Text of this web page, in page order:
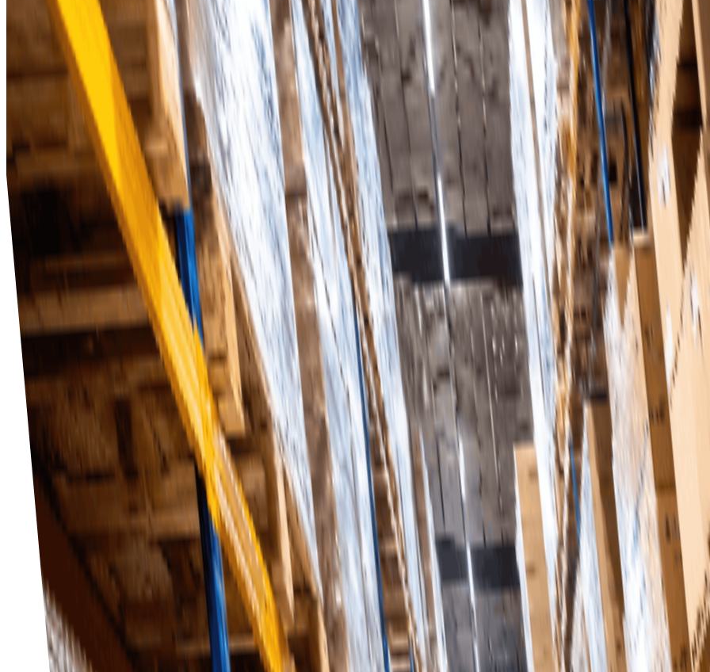
Leverantörshantering
Hantera och utvärdera leverantörer på ett enkelt sätt för att säkerställa kvalitet och tillförlitlighet i din
Automatiserade arbetsflöden
Minska antalet manuella fel och spara tid med automatiserade arbetsflöden för upphandling som förbättrar
Kom igång
Tradeics levererar verkliga affärsresultat – inte
Besök The MarketPlace
Ökad effektivitet
Effektivisera din upphandlingsprocess så att ditt team kan fokusera på strategiska initiativ i stället